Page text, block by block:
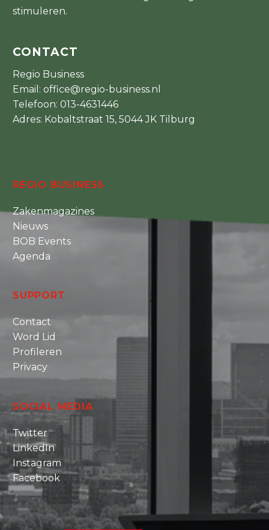
stimuleren.
CONTACT
Regio Business
Email: office@regio-business.nl
Telefoon: 013-4631446
Adres: Kobaltstraat 15, 5044 JK Tilburg
REGIO BUSINESS
Zakenmagazines
Nieuws
BOB Events
Agenda
SUPPORT
Contact
Word Lid
Profileren
Privacy
SOCIAL MEDIA
Twitter
LinkedIn
Instagram
Facebook